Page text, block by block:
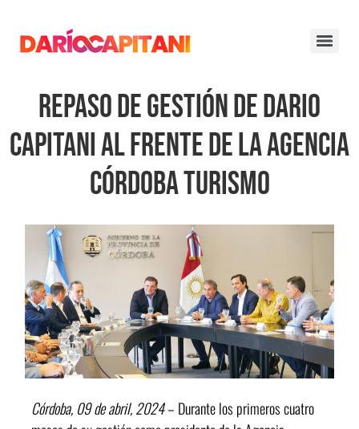
Repaso de Gestión de Dario
Capitani al Frente de la Agencia
Córdoba Turismo
Córdoba, 09 de abril, 2024– Durante los primeros cuatro